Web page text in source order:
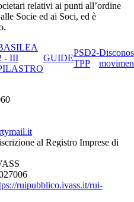
relativi ai punti all’ordine
Socie ed ai Soci, ed è
- III
GUIDE
PSD2-
TPP
al Registro Imprese di
ruipubblico.ivass.it/rui-